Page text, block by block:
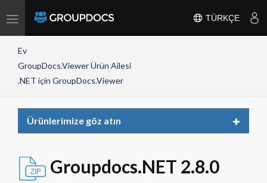
Toggle
TÜRKÇE
Ev
GroupDocs.Viewer Ürün Ailesi
.NET için GroupDocs.Viewer
Ürünlerimize göz atın
Toggle
Groupdocs.NET 2.8.0